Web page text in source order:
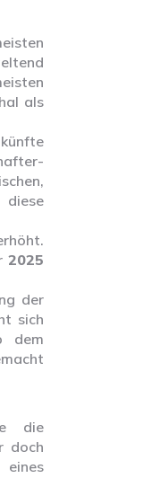
als
diese
2025
der
sich
dem
die
doch
eines